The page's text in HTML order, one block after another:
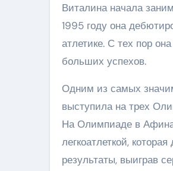
Виталина начала
1995 году она
атлетике. С тех пор
больших успехов.
Одним из самых
выступила на трех
На Олимпиаде в
легкоатлеткой,
результаты, выиграв